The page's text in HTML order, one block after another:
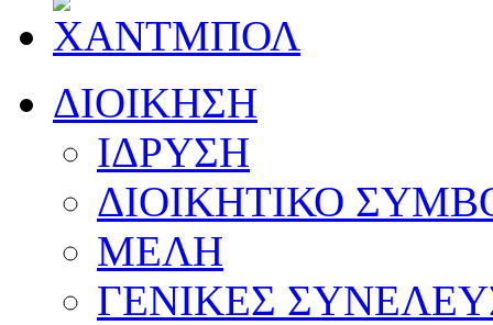
ΔΙΟΙΚΗΣΗ
ΙΔΡΥΣΗ
ΔΙΟΙΚΗΤΙΚΟ
ΜΕΛΗ
ΓΕΝΙΚΕΣ